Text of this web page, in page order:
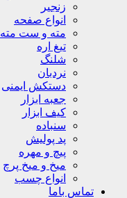
زنجیر
انواع صفحه
مته و ست مته
تیغ اره
شلنگ
نردبان
دستکش ایمنی
جعبه ابزار
کیف ابزار
سنباده
پد پولیش
پیچ و مهره
میخ و میخ پرچ
انواع چسب
تماس باما